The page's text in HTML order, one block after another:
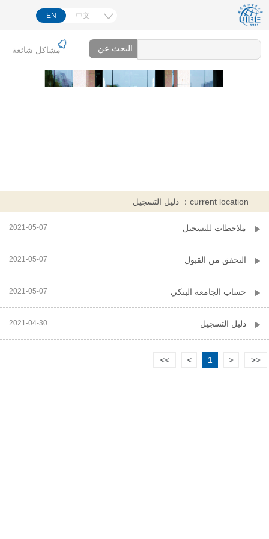
中文
EN
FRANÇAIS
РУССКИЙ
مشاكل شائعة
current location： دليل التسجيل
ملاحظات للتسجيل 2021-05-07
التحقق من القبول 2021-05-07
حساب الجامعة البنكي 2021-05-07
دليل التسجيل 2021-04-30
<<
<
1
>
>>